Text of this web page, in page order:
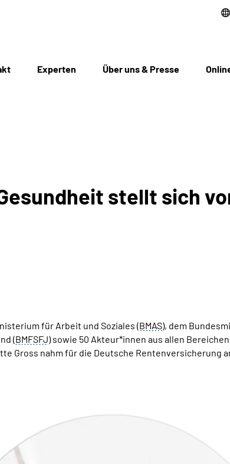
Experten Über uns & Presse
stellt sich
für Arbeit und Soziales (BMAS), dem
(BMFSFJ) sowie 50 Akteur*innen aus allen
Gross nahm für die Deutsche Rentenversicherung